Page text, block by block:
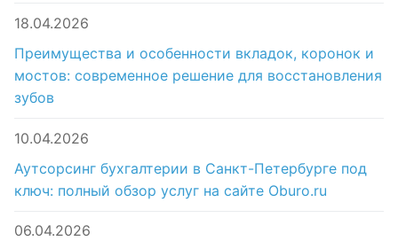
18.04.2026
Преимущества и особенности вкладок, коронок и
мостов: современное решение для восстановления
зубов
10.04.2026
Аутсорсинг бухгалтерии в Санкт-Петербурге под
ключ: полный обзор услуг на сайте Oburo.ru
06.04.2026